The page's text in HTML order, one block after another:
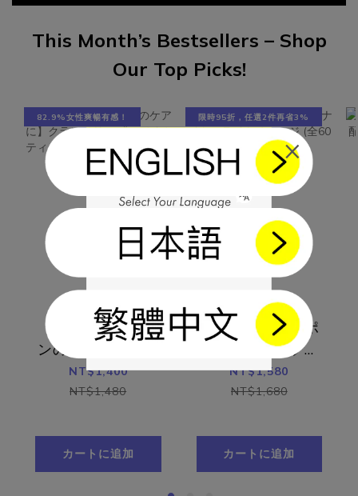
之外，好檬鈣也添加維生素D3、維生素k2-7、雪印MBP牛奶蛋
315.1毫克鎂 157.5毫克維生素D3 60 IU維生素K2-7 18毫克北海
道 雪印MBP牛奶蛋白 13.5毫克食用方式：每天1-3包，生理期
四項
密
This Month’s Bestsellers – Shop
Our Top Picks!
82.9%女性爽暢有感！
【デリケートゾー
ンのケアに】クラ
ンベリープロバイ
オティクス500億
30粒)
NT$1,400
NT$1,480
カートに追加
限時95折，任選2件再省3%
【深い眠りをサポ
ート】ナイトフラ
イトチャージ (全
60粒)
NT$1,580
NT$1,680
カートに追加
×